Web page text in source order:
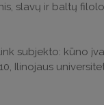
slavų ir baltų
subjekto: kūno
Ilinojaus